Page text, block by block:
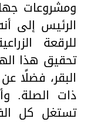
ومشروعات
للرقعة
تحقيق هذا
البقر، فضلًا
ذات الصلة.
تستغل كل